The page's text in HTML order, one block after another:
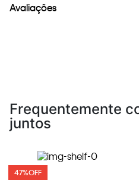
Avaliações
Frequentemente
juntos
47%OFF